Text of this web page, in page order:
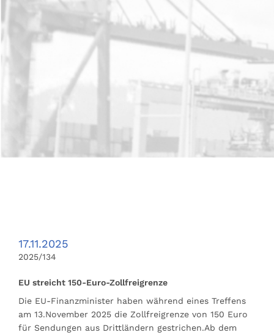
17.11.2025
2025/134
EU streicht 150-Euro-Zollfreigrenze
Die EU-Finanzminister haben während eines Treffens
am 13.November 2025 die Zollfreigrenze von 150 Euro
für Sendungen aus Drittländern gestrichen.Ab dem